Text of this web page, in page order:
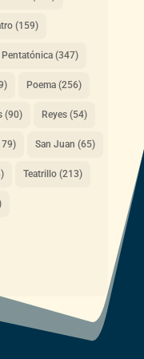
(159)
Pentatónica(347)
Poema(256)
(90) Reyes(54)
San Juan (65)
Teatrillo(213)